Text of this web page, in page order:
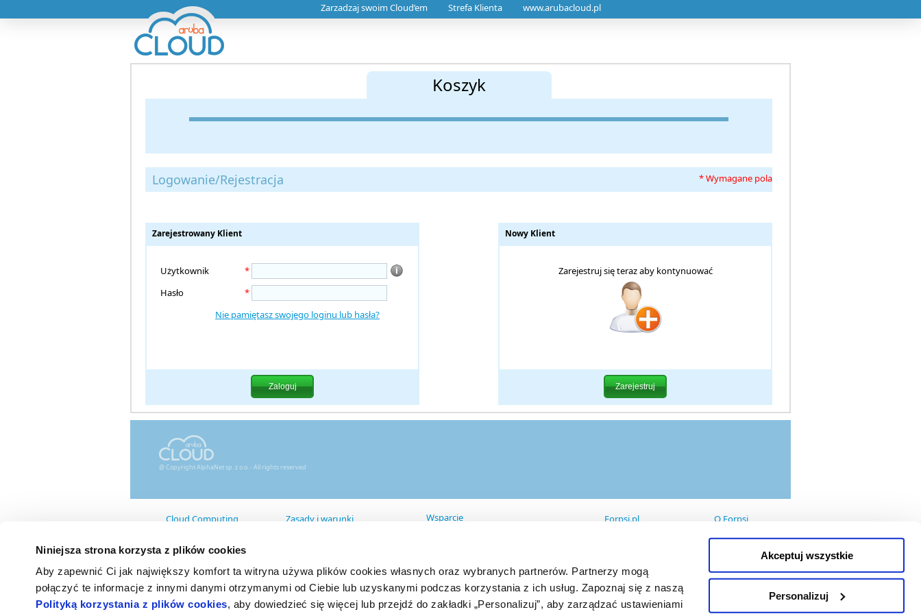
Niniejsza strona korzysta z plików cookies
Aby zapewnić Ci jak największy komfort ta witryna używa plików cookies własnych oraz wybranych partnerów. Partnerzy mogą
połączyć te informacje z innymi danymi otrzymanymi od Ciebie lub uzyskanymi podczas korzystania z ich usług. Zapoznaj się z naszą
Polityką korzystania z plików cookies, aby dowiedzieć się więcej lub przejdź do zakładki „Personalizuj”, aby zarządzać ustawieniami
Akceptuj wszystkie
Personalizuj
Zarzadzaj swoim Cloud’em Strefa Klienta www.arubacloud.pl
Koszyk
* Wymagane pola
Logowanie/Rejestracja
Zarejestrowany Klient
Użytkownik
*
Hasło
*
Nie pamiętasz swojego loginu lub hasła?
Nowy Klient
Zarejestruj się teraz aby kontynuować
@ Copyright AlphaNet sp. z o.o. - All rights reserved
Cloud Computing
Technologia
Interfejsy
Zapytania
Zasady i warunki
Ochrona danych
Cookies
Zarzadzaj Cookies
Wsparcie
Formularz kontaktowy
Kontakt
Forpsi.pl
Serwery Dedykowane
O Forpsi